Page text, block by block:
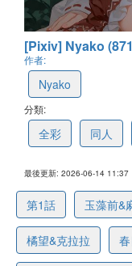
[Pixiv] Nyako
作者:
Nyako
分類:
全彩 同人
最後更新: 2026-06-14 11:37
第1話 玉藻前&
橘望&克拉拉